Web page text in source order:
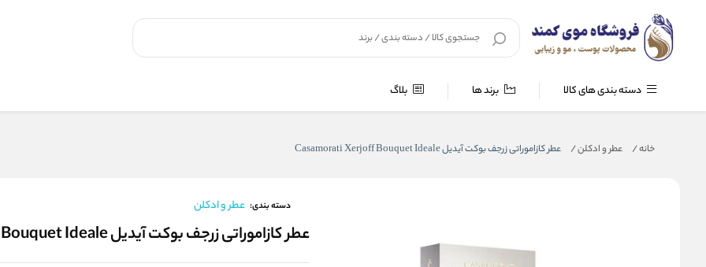
دسته بندی های کالا برند ها بلاگ
خانه/ عطر و ادکلن/ عطر کازاموراتی زرجف بوکت آیدیل Casamorati Xerjoff Bouquet Ideale
دسته بندی: عطر و ادکلن
عطر کازاموراتی زرجف بوکت آیدیل Casamorati Xerjoff Bouquet Ideale